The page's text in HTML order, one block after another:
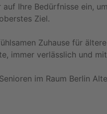
Ihre Bedürfnisse ein,
Ziel.
Zuhause für
immer verlässlich und
im Raum Berlin